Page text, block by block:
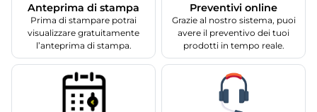
Anteprima di stampa
Prima di stampare potrai
visualizzare gratuitamente
l’anteprima di stampa.
Preventivi online
Grazie al nostro sistema, puoi
avere il preventivo dei tuoi
prodotti in tempo reale.